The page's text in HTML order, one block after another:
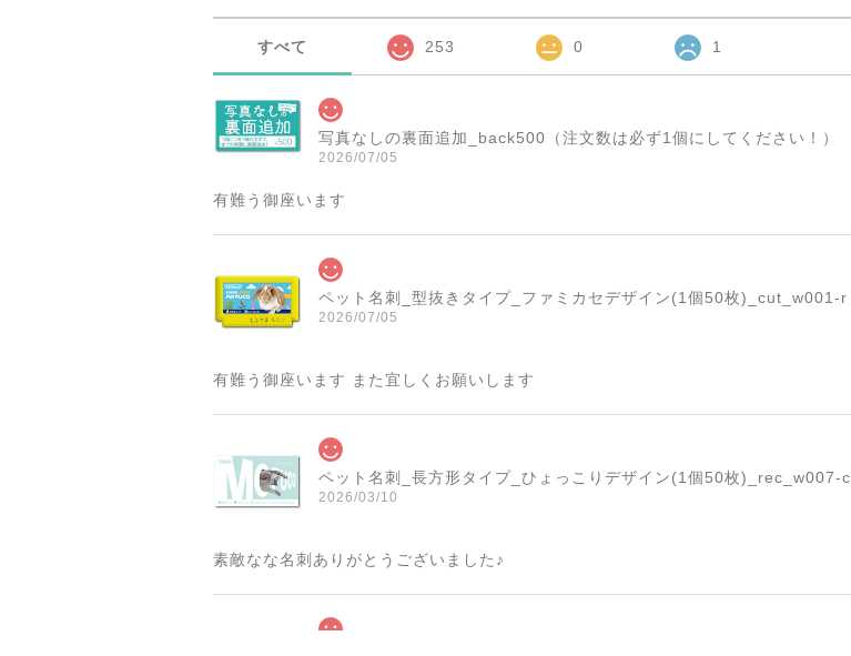
すべて 253 0 1
写真なしの裏面追加_back500（注文数は必ず1個にしてください！）
2026/07/05
有難う御座います
ペット名刺_型抜きタイプ_ファミカセデザイン(1個50枚)_cut_w001-r
2026/07/05
有難う御座います また宜しくお願いします
ペット名刺_長方形タイプ_ひょっこりデザイン(1個50枚)_rec_w007-c
2026/03/10
素敵なな名刺ありがとうございました♪